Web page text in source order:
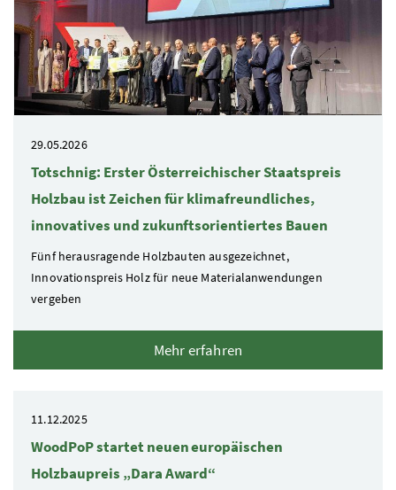
29.05.2026
Totschnig: Erster Österreichischer Staatspreis
Holzbau ist Zeichen für klimafreundliches,
innovatives und zukunftsorientiertes Bauen
Fünf herausragende Holzbauten ausgezeichnet,
Innovationspreis Holz für neue Materialanwendungen
vergeben
Mehr erfahren
11.12.2025
WoodPoP startet neuen europäischen
Holzbaupreis „Dara Award“